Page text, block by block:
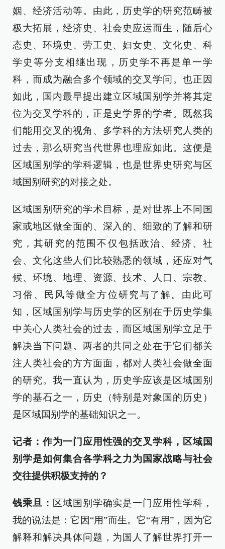
姻、经济活动等。由此，历史学的研究范畴被
极大拓展，经济史、社会史应运而生，随后心
态史、环境史、劳工史、妇女史、文化史、科
学史等分支相继出现，历史学不再是单一学
科，而成为融合多个领域的交叉学问。也正因
如此，国内最早提出建立区域国别学并将其定
位为交叉学科的，正是史学界的学者。既然我
们能用交叉的视角、多学科的方法研究人类的
过去，那么研究当代世界也理应如此。这便是
区域国别学的学科逻辑，也是世界史研究与区
域国别研究的对接之处。
区域国别研究的学术目标，是对世界上不同国
家或地区做全面的、深入的、细致的了解和研
究，其研究的范围不仅包括政治、经济、社
会、文化这些人们比较熟悉的领域，还应对气
候、环境、地理、资源、技术、人口、宗教、
习俗、民风等做全方位研究与了解。由此可
知，区域国别学与历史学的区别在于历史学集
中关心人类社会的过去，而区域国别学立足于
解决当下问题。两者的共同之处在于它们都关
注人类社会的方方面面，都对人类社会做全面
的研究。我一直认为，历史学应该是区域国别
学的基石之一，历史（特别是对象国的历史）
是区域国别学的基础知识之一。
记者：作为一门应用性强的交叉学科，区域国
别学是如何集合各学科之力为国家战略与社会
交往提供积极支持的？
钱乘旦： 区域国别学确实是一门应用性学科，
我的说法是：它因“用”而生。它“有用”，因为它
解释和解决具体问题，为国人了解世界打开一